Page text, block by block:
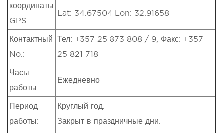
координаты
GPS:
Lat: 34.67504 Lon: 32.91658
Контактный
No.:
Тел: +357 25 873 808 / 9, Факс: +357
25 821 718
Часы
работы:
Ежедневно
Период
работы:
Круглый год.
Закрыт в праздничные дни.